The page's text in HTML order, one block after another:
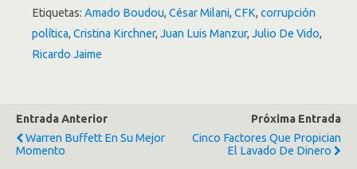
Etiquetas: Amado Boudou, César Milani, CFK, corrupción
política, Cristina Kirchner, Juan Luis Manzur, Julio De Vido,
Ricardo Jaime
Entrada Anterior
Warren Buffett En Su Mejor
Momento
Próxima Entrada
Cinco Factores Que Propician
El Lavado De Dinero